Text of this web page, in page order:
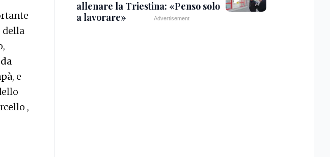
della
, e
,
allenare la Triestina: «Penso solo
a lavorare»